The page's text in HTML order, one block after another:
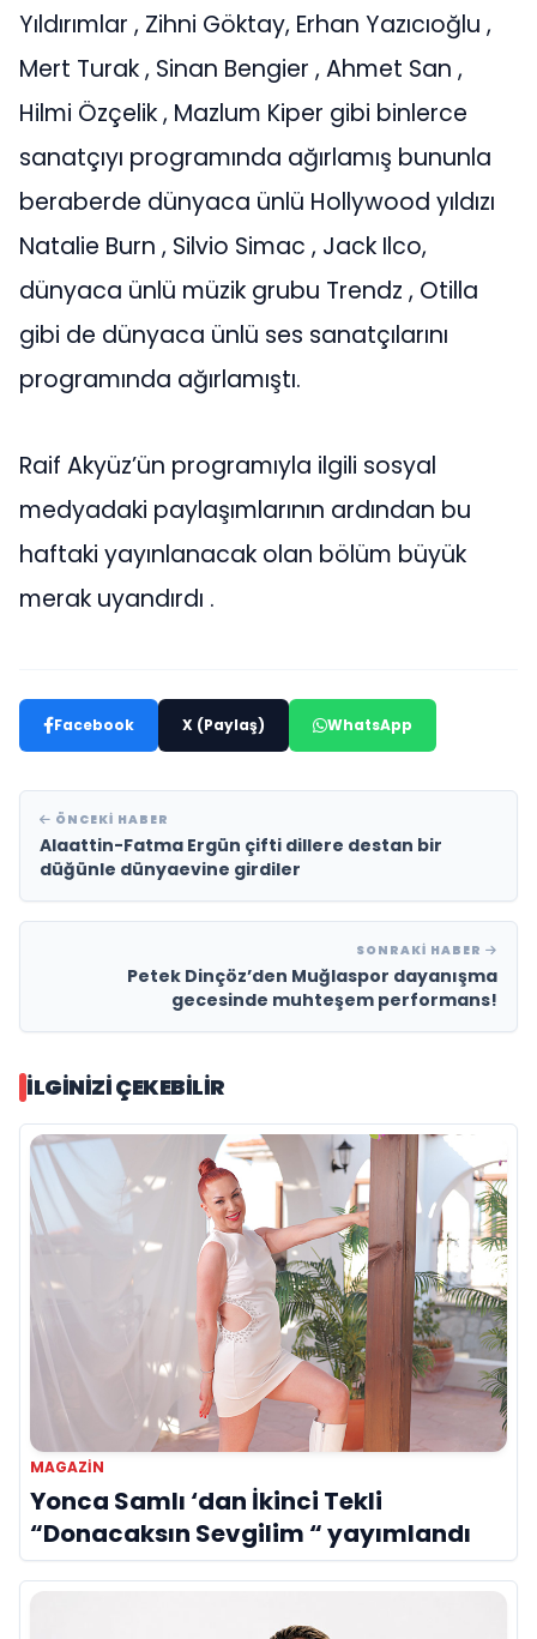
Yıldırımlar , Zihni Göktay, Erhan Yazıcıoğlu ,
Mert Turak , Sinan Bengier , Ahmet San ,
Hilmi Özçelik , Mazlum Kiper gibi binlerce
sanatçıyı programında ağırlamış bununla
beraberde dünyaca ünlü Hollywood yıldızı
Natalie Burn , Silvio Simac , Jack Ilco,
dünyaca ünlü müzik grubu Trendz , Otilla
gibi de dünyaca ünlü ses sanatçılarını
programında ağırlamıştı.
Raif Akyüz’ün programıyla ilgili sosyal
medyadaki paylaşımlarının ardından bu
haftaki yayınlanacak olan bölüm büyük
merak uyandırdı .
Facebook X (Paylaş) WhatsApp
ÖNCEKI HABER
Alaattin-Fatma Ergün çifti dillere destan bir
düğünle dünyaevine girdiler
SONRAKI HABER
Petek Dinçöz’den Muğlaspor dayanışma
gecesinde muhteşem performans!
İLGINIZI ÇEKEBILIR
MAGAZİN
Yonca Samlı ‘dan İkinci Tekli
“Donacaksın Sevgilim “ yayımlandı